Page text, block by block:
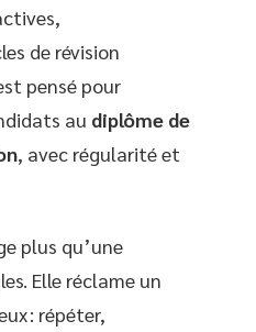
de révision
pensé pour
au diplôme de
, avec régularité et
plus qu’une
Elle réclame un
: répéter,